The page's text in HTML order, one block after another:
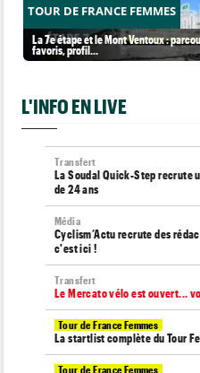
TOUR DE FRANCE FEMMES
La 7e étape et le Mont Ventoux :
favoris, profil…
L'INFO EN LIVE
Transfert
La Soudal Quick-Step recrute
de 24 ans
Média
Cyclism’Actu recrute des
c'est ici !
Transfert
Le Mercato vélo est ouvert...
Tour de France Femmes
La startlist complète du Tour
Tour de France Femmes